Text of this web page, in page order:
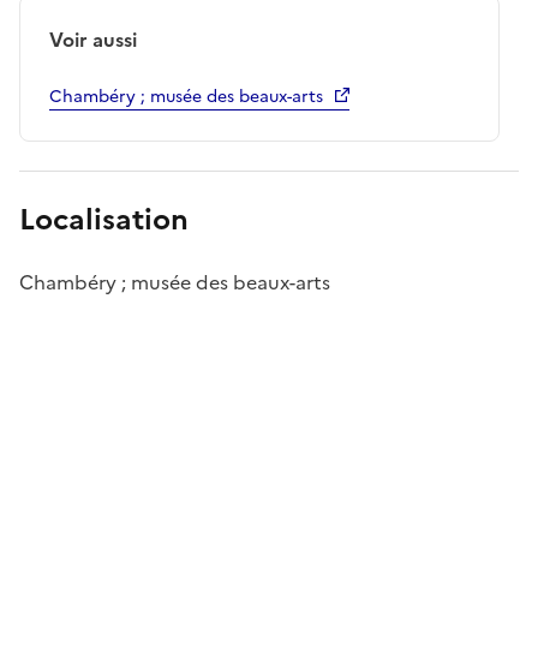
Voir aussi
Chambéry ; musée des beaux-arts
Localisation
Chambéry ; musée des beaux-arts